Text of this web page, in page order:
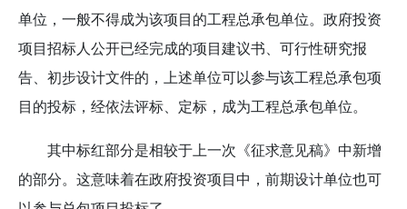
单位，一般不得成为该项目的工程总承包单位。政府投资
项目招标人公开已经完成的项目建议书、可行性研究报
告、初步设计文件的，上述单位可以参与该工程总承包项
目的投标，经依法评标、定标，成为工程总承包单位。
其中标红部分是相较于上一次《征求意见稿》中新增
的部分。这意味着在政府投资项目中，前期设计单位也可